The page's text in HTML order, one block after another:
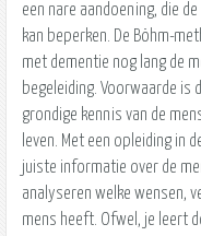
een nare aandoening, die
kan beperken. De Böhm-
met dementie nog lang de
begeleiding. Voorwaarde is
grondige kennis van de
leven. Met een opleiding in
juiste informatie over de
analyseren welke wensen,
mens heeft. Ofwel, je leert